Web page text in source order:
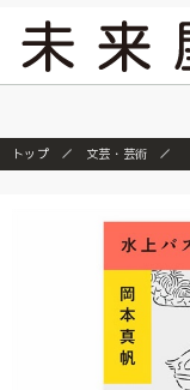
トップ 文芸・芸術